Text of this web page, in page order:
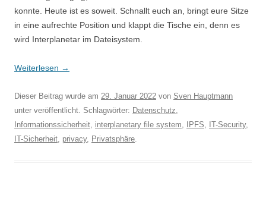
konnte. Heute ist es soweit. Schnallt euch an, bringt eure Sitze
in eine aufrechte Position und klappt die Tische ein, denn es
wird Interplanetar im Dateisystem.
Weiterlesen →
Dieser Beitrag wurde am 29. Januar 2022 von Sven Hauptmann
unter veröffentlicht. Schlagwörter: Datenschutz,
Informationssicherheit, interplanetary file system, IPFS, IT-Security,
IT-Sicherheit, privacy, Privatsphäre.